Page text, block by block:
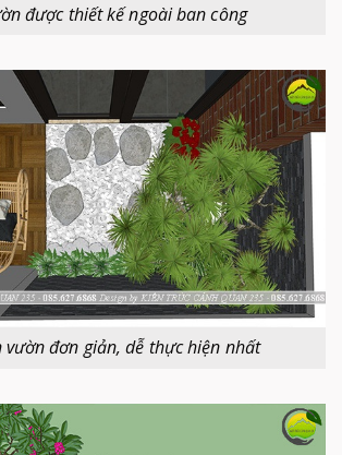
được thiết kế ngoài ban công
vườn đơn giản, dễ thực hiện nhất